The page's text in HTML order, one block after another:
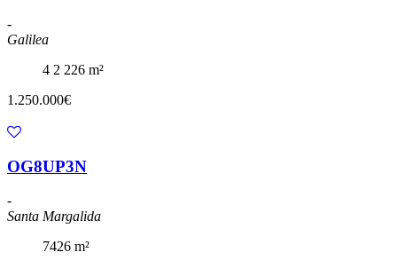
-
Galilea
4 2 226 m²
1.250.000€
OG8UP3N
-
Santa Margalida
7426 m²